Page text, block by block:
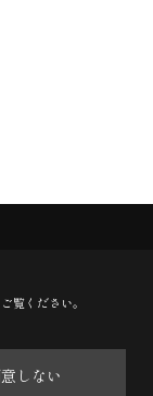
Reserved.
覧ください。
しない